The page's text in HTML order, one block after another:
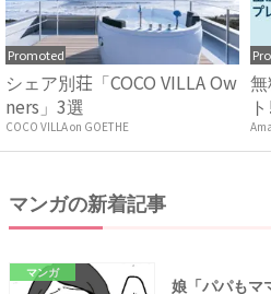
Promoted
シェア別荘「COCO VILLA Ow
ners」3選
COCO VILLA on GOETHE
ト!
マンガの新着記事
マンガ
娘「パパもマ